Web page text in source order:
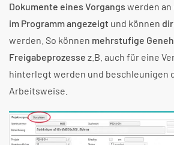
Dokumente eines Vorgangs werden an
im Programm angezeigt und können
werden. So können mehrstufige
Freigabeprozesse z.B. auch für eine
hinterlegt werden und beschleunigen
Arbeitsweise.